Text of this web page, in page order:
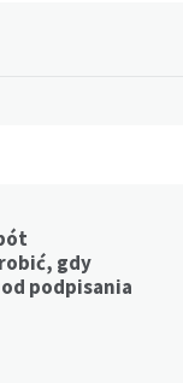
gdy
podpisania